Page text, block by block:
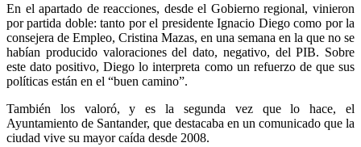
En el apartado de reacciones, desde el Gobierno regional, vinieron
por partida doble: tanto por el presidente Ignacio Diego como por la
consejera de Empleo, Cristina Mazas, en una semana en la que no se
habían producido valoraciones del dato, negativo, del PIB. Sobre
este dato positivo, Diego lo interpreta como un refuerzo de que sus
políticas están en el “buen camino”.
También los valoró, y es la segunda vez que lo hace, el
Ayuntamiento de Santander, que destacaba en un comunicado que la
ciudad vive su mayor caída desde 2008.